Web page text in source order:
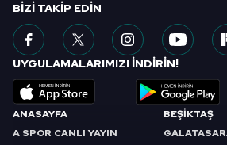
ANASAYFA
A SPOR CANLI YAYIN
BEŞİKTAŞ
BIZI TAKIP EDIN
UYGULAMALARIMIZI İNDİRİN!